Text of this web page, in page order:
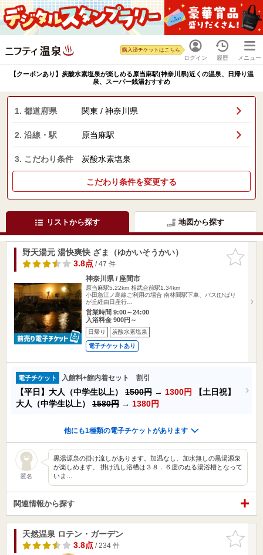
ログイン
購入済チケットはこちら
履歴 メニュー
【クーポンあり】炭酸水素塩泉が楽しめる原当麻駅(神奈川県)近くの温泉、日帰り温
泉、スーパー銭湯おすすめ
1. 都道府県 関東 / 神奈川県
2. 沿線・駅 原当麻駅
3. こだわり条件 炭酸水素塩泉
こだわり条件を変更する
リストから探す 地図から探す
お気に入
りに追加
野天湯元 湯快爽快 ざま（ゆかいそうかい）
3.8点/ 47 件
神奈川県 / 座間市
原当麻駅5.22km 相武台前駅1.34km
小田急江ノ島線ご利用の場合 南林間駅下車、バス(ひばり
が丘経由日産行…
営業時間 9:00～24:00
入浴料金 900円～
日帰り 炭酸水素塩泉
電子チケットあり
電子チケット 入館料+館内着セット 割引
【平日】大人（中学生以上） 1500円 → 1300円
【土日祝】
大人（中学生以上） 1580円 → 1380円
他にも1種類の電子チケットがあります
匿名
黒湯源泉の掛け流しがあります。加温なし、加水無しの黒湯源泉
が楽しめます。 掛け流し浴槽は３８．６度のぬる湯浴槽となって
いま…
関連情報から探す
お気に入
りに追加
天然温泉 ロテン・ガーデン
3.8点/ 234 件